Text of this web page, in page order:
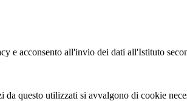
e acconsento all'invio dei dati all'Istituto
da questo utilizzati si avvalgono di cookie